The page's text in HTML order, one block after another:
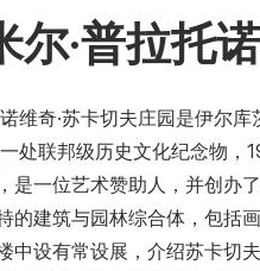
尔·普拉托
维奇·苏卡切夫庄园是伊尔
处联邦级历史文化纪念物，
是一位艺术赞助人，并创办
的建筑与园林综合体，包括
中设有常设展，介绍苏卡切